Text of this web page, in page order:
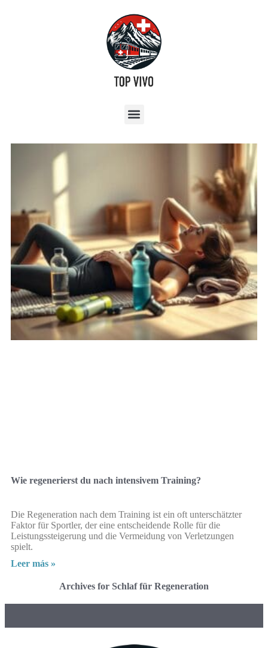
Wie regenerierst du nach intensivem Training?
Die Regeneration nach dem Training ist ein oft unterschätzter
Faktor für Sportler, der eine entscheidende Rolle für die
Leistungssteigerung und die Vermeidung von Verletzungen
spielt.
Leer más »
Archives for Schlaf für Regeneration